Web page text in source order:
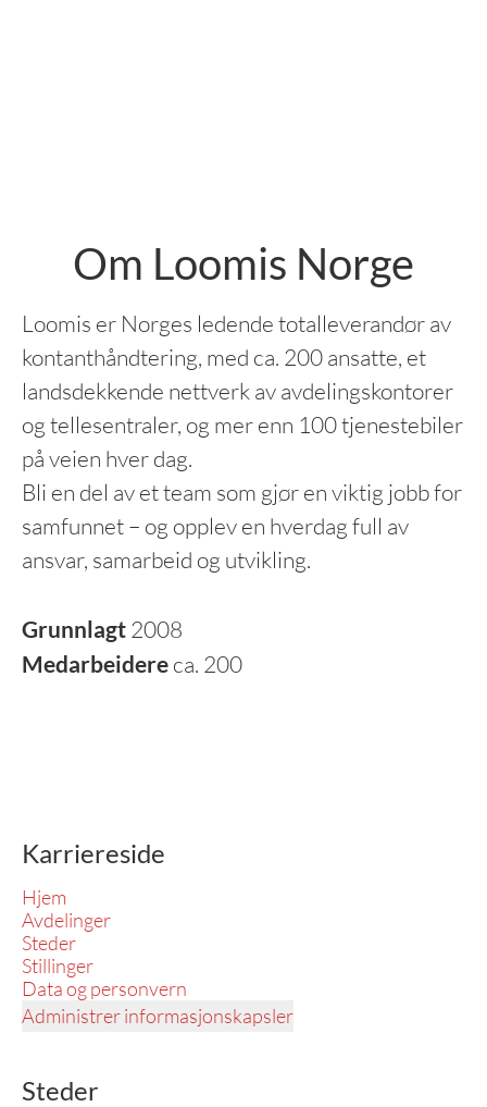
Om Loomis Norge
Loomis er Norges ledende totalleverandør av
kontanthåndtering, med ca. 200 ansatte, et
landsdekkende nettverk av avdelingskontorer
og tellesentraler, og mer enn 100 tjenestebiler
på veien hver dag.
Bli en del av et team som gjør en viktig jobb for
samfunnet – og opplev en hverdag full av
ansvar, samarbeid og utvikling.
Grunnlagt 2008
Medarbeidere ca. 200
Karriereside
Hjem
Avdelinger
Steder
Stillinger
Data og personvern
Administrer informasjonskapsler
Steder